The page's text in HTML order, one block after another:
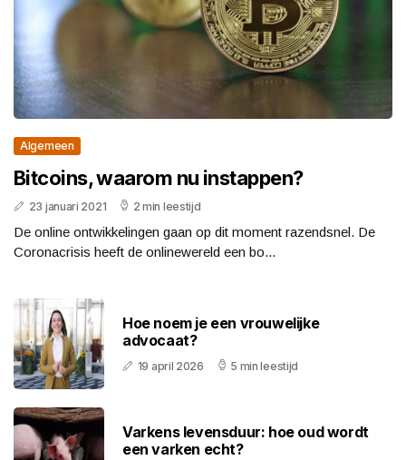
Algemeen
Bitcoins, waarom nu instappen?
23 januari 2021 2 min leestijd
De online ontwikkelingen gaan op dit moment razendsnel. De
Coronacrisis heeft de onlinewereld een bo...
Hoe noem je een vrouwelijke
advocaat?
19 april 2026 5 min leestijd
Varkens levensduur: hoe oud wordt
een varken echt?